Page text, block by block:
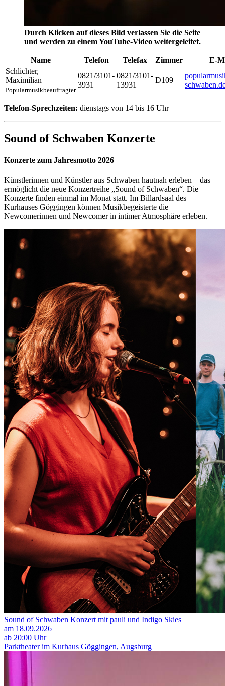
Durch Klicken auf dieses Bild verlassen Sie die Seite
und werden zu einem YouTube-Video weitergeleitet.
Name Telefon Telefax Zimmer
E-
Schlichter,
Maximilian
Popularmusikbeauftragter
0821/3101-
3931
0821/3101-
13931
D109
Telefon-Sprechzeiten: dienstags von 14 bis 16 Uhr
Sound of Schwaben Konzerte
Konzerte zum Jahresmotto 2026
Künstlerinnen und Künstler aus Schwaben hautnah erleben – das
ermöglicht die neue Konzertreihe „Sound of Schwaben“. Die
Konzerte finden einmal im Monat statt. Im Billardsaal des
Kurhauses Göggingen können Musikbegeisterte die
Newcomerinnen und Newcomer in intimer Atmosphäre erleben.
Sound of Schwaben Konzert mit pauli und Indigo Skies
am 18.09.2026
ab 20:00 Uhr
Parktheater im Kurhaus Göggingen, Augsburg